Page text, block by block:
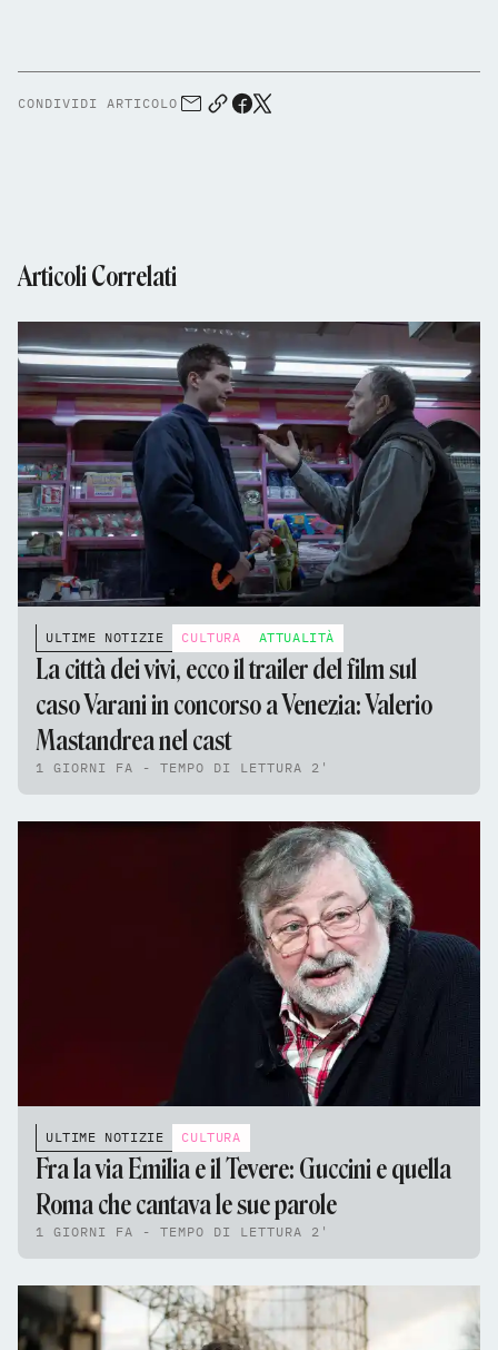
CONDIVIDI ARTICOLO
Articoli Correlati
ULTIME NOTIZIE CULTURA ATTUALITÀ
La città dei vivi, ecco il trailer del film sul
caso Varani in concorso a Venezia: Valerio
Mastandrea nel cast
1 GIORNI FA - TEMPO DI LETTURA 2'
ULTIME NOTIZIE CULTURA
Fra la via Emilia e il Tevere: Guccini e quella
Roma che cantava le sue parole
1 GIORNI FA - TEMPO DI LETTURA 2'